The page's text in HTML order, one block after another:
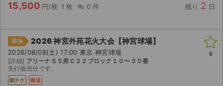
15,500 円/枚 1 枚 0 件 残り 2 日
即決 2026 神宮外苑花火大会【神宮球場】
2026/08/08(土) 17:00 東京 神宮球場
[詳細] アリーナＳＳ席Ｃ２２ブロック１０〜３０番
先行販売分です。
紙チケ 郵送
8